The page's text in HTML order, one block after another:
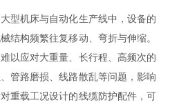
机床与自动化生产线中，设备的
结构频繁往复移动、弯折与伸缩。
以应对大重量、长行程、高频次的
管路磨损、线路散乱等问题，影响
重载工况设计的线缆防护配件，可